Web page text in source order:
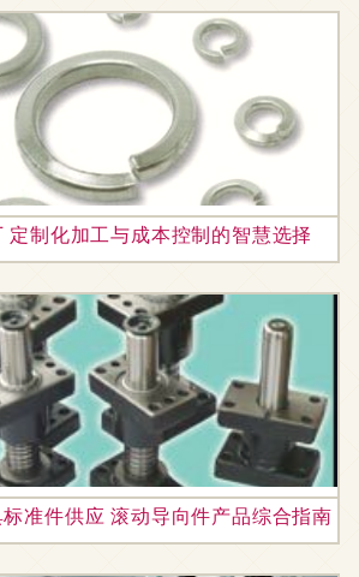
定制化加工与成本控制的智慧选择
准件供应 滚动导向件产品综合指南